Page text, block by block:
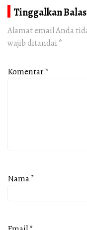
Tinggalkan
Alamat email Anda
wajib ditandai *
Komentar*
Nama*